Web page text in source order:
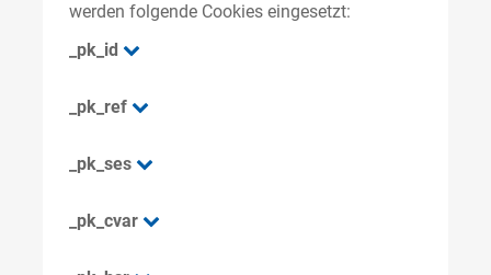
werden folgende Cookies eingesetzt:
_pk_id
_pk_ref
_pk_ses
_pk_cvar